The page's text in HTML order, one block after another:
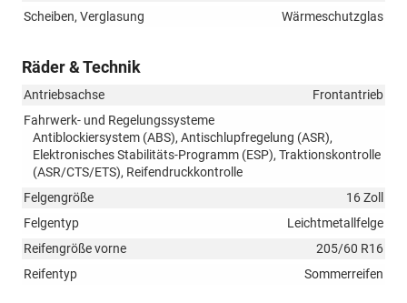
Scheiben, Verglasung
Wärmeschutzglas
Räder & Technik
Antriebsachse
Frontantrieb
Fahrwerk- und Regelungssysteme
Antiblockiersystem (ABS), Antischlupfregelung (ASR),
Elektronisches Stabilitäts-Programm (ESP), Traktionskontrolle
(ASR/CTS/ETS), Reifendruckkontrolle
Felgengröße
16 Zoll
Felgentyp
Leichtmetallfelge
Reifengröße vorne
205/60 R16
Reifentyp
Sommerreifen